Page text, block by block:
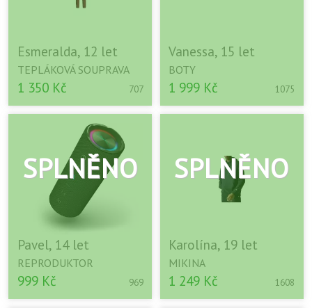
Esmeralda, 12 let
TEPLÁKOVÁ SOUPRAVA
1 350 Kč 707
Vanessa, 15 let
BOTY
1 999 Kč 1075
Pavel, 14 let
REPRODUKTOR
999 Kč 969
Karolína, 19 let
MIKINA
1 249 Kč 1608